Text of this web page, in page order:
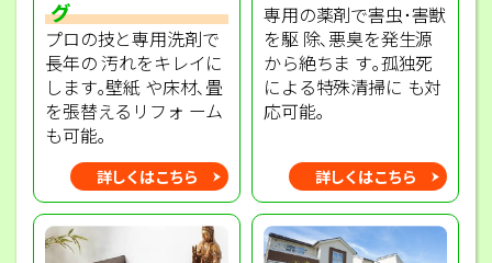
グ
プロの技と専用洗剤で
長年の 汚れをキレイに
します｡壁紙 や床材､畳
を張替えるリフォ ーム
も可能｡
詳しくはこちら
専用の薬剤で害虫･害獣
を駆 除､悪臭を発生源
から絶ちま す｡孤独死
による特殊清掃に も対
応可能｡
詳しくはこちら